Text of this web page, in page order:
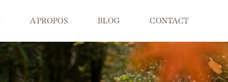
A PROPOS BLOG CONTACT